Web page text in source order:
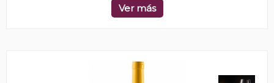
Ver más